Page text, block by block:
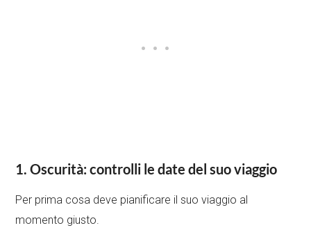
1. Oscurità: controlli le date del suo viaggio
Per prima cosa deve pianificare il suo viaggio al
momento giusto.